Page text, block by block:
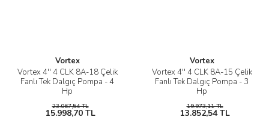
Vortex
Vortex 4'' 4 CLK 8A-18 Çelik
Fanlı Tek Dalgıç Pompa - 4
Hp
23.067,54 TL
15.998,70 TL
Vortex
Vortex 4'' 4 CLK 8A-15 Çelik
Fanlı Tek Dalgıç Pompa - 3
Hp
19.973,11 TL
13.852,54 TL